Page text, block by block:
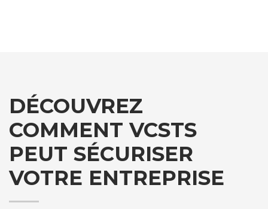
DÉCOUVREZ
COMMENT VCSTS
PEUT SÉCURISER
VOTRE ENTREPRISE